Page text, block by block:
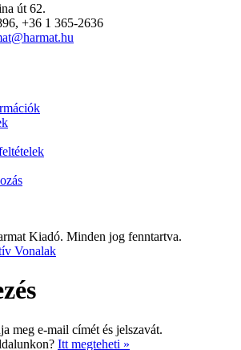
út 62.
+36 1 365-2636
Kiadó. Minden jog fenntartva.
Vonalak
meg e-mail címét és jelszavát.
Itt megteheti »